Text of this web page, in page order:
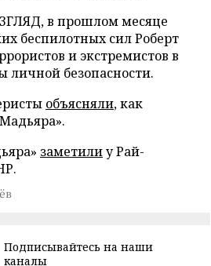
в прошлом месяце
беспилотных сил Роберт
и экстремистов в
личной безопасности.
объясняли, как
заметилиу Рай-
Подписывайтесь на наши
каналы